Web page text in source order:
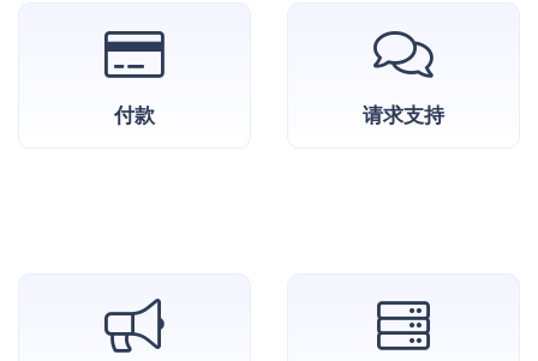
付款 请求支持